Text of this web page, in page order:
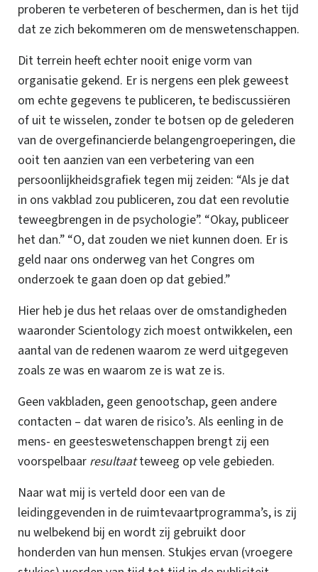
proberen te verbeteren of beschermen, dan is het tijd
dat ze zich bekommeren om de menswetenschappen.
Dit terrein heeft echter nooit enige vorm van
organisatie gekend. Er is nergens een plek geweest
om echte gegevens te publiceren, te bediscussiëren
of uit te wisselen, zonder te botsen op de gelederen
van de overgefinancierde belangengroeperingen, die
ooit ten aanzien van een verbetering van een
persoonlijkheidsgrafiek tegen mij zeiden: “Als je dat
in ons vakblad zou publiceren, zou dat een revolutie
teweegbrengen in de psychologie”. “Okay, publiceer
het dan.” “O, dat zouden we niet kunnen doen. Er is
geld naar ons onderweg van het Congres om
onderzoek te gaan doen op dat gebied.”
Hier heb je dus het relaas over de omstandigheden
waaronder Scientology zich moest ontwikkelen, een
aantal van de redenen waarom ze werd uitgegeven
zoals ze was en waarom ze is wat ze is.
Geen vakbladen, geen genootschap, geen andere
contacten – dat waren de risico’s. Als eenling in de
mens- en geesteswetenschappen brengt zij een
voorspelbaar resultaatteweeg op vele gebieden.
Naar wat mij is verteld door een van de
leidinggevenden in de ruimtevaartprogramma’s, is zij
nu welbekend bij en wordt zij gebruikt door
honderden van hun mensen. Stukjes ervan (vroegere